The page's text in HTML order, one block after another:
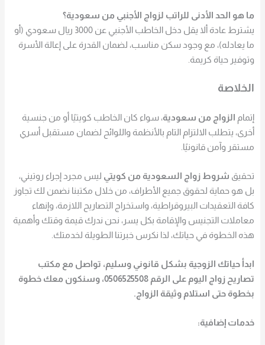
ما هو الحد الأدنى للراتب لزواج الأجنبي من سعودية؟
يشترط عادة ألا يقل دخل الخاطب الأجنبي عن 3000 ريال سعودي (أو
ما يعادله)، مع وجود سكن مناسب، لضمان القدرة على إعالة الأسرة
وتوفير حياة كريمة.
الخلاصة
إتمام الزواج من سعودية، سواء كان الخاطب كويتيًا أو من جنسية
أخرى، يتطلب الالتزام التام بالأنظمة واللوائح لضمان مستقبل أسري
مستقر وآمن قانونيًا.
تحقيق شروط زواج السعودية من كويتي ليس مجرد إجراء روتيني،
بل هو حماية لحقوق جميع الأطراف، من خلال مكتبنا نضمن لك تجاوز
كافة التعقيدات البيروقراطية، واستخراج التصاريح اللازمة، وإنهاء
معاملات التجنيس والإقامة بكل يسر، نحن ندرك قيمة وقتك وأهمية
هذه الخطوة في حياتك، لذا نكرس خبرتنا الطويلة لخدمتك.
ابدأ حياتك الزوجية بشكل قانوني وسليم، تواصل مع مكتب
تصاريح زواج اليوم على الرقم 0506525508، وسنكون معك خطوة
بخطوة حتى استلام وثيقة الزواج.
خدمات إضافية: